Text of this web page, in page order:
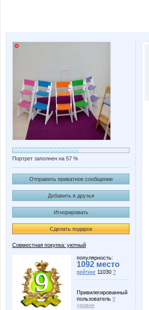
Портрет заполнен на 57 %
Отправить приватное сообщение
Добавить в друзья
Игнорировать
Сделать подарок
Совместная покупка: уютный
популярность:
1092 место
рейтинг 11030 ?
Привилегированный
пользователь 9
уровня